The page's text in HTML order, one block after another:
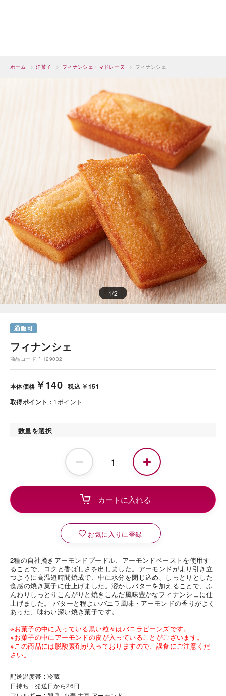
ホーム > 洋菓子 > フィナンシェ・マドレーヌ > フィナンシェ
1/2
フィナンシェ
商品コード 129032
本体価格 ￥140 税込 ￥151
取得ポイント
1 ポイント
数量を選択
お気に入りに登録
2種の自社挽きアーモンドプードル、アーモンドペーストを使用す
ることで、コクと香ばしさを出しました。アーモンドがより引き立
つように高温短時間焼成で、中に水分を閉じ込め、しっとりとした
食感の焼き菓子に仕上げました。溶かしバターを加えることで、ふ
んわりしっとりこんがりと焼きこんだ風味豊かなフィナンシェに仕
上げました。 バターと程よいバニラ風味・アーモンドの香りがよく
あった、味わい深い焼き菓子です。
※お菓子の中に入っている黒い粒々はバニラビーンズです。
※お菓子の中にアーモンドの皮が入っていることがございます。
※この商品には脱酸素剤が入っておりますので、誤食にご注意くだ
さい。
配送温度帯
冷蔵
日持ち
発送日から26日